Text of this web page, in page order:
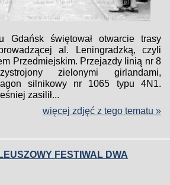
Gdańsk świętował otwarcie trasy
al. Leningradzką, czyli
Przedmiejskim. Przejazdy linią nr 8
zielonymi girlandami,
silnikowy nr 1065 typu 4N1.
zasilił...
więcej zdjęć z tego tematu »
FESTIWAL DWA